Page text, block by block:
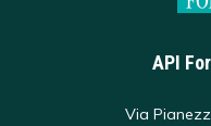
API
Via